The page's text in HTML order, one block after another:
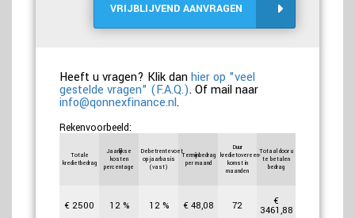
VRIJBLIJVEND AANVRAGEN
Heeft u vragen? Klik danhier op "veel
gestelde vragen" (F.A.Q.). Of mail naar
info@qonnexfinance.nl.
Rekenvoorbeeld:
Totale
kredietbedrag
Jaarlijkse
kosten
percentage
Debetrentevoet
op jaarbasis
(vast)
Termijnbedrag
per maand
Duur
kredietovereen-
komst in
maanden
Totaal door u
te betalen
bedrag
€2500 12 % 12 % € 48,08 72 €
3461,88